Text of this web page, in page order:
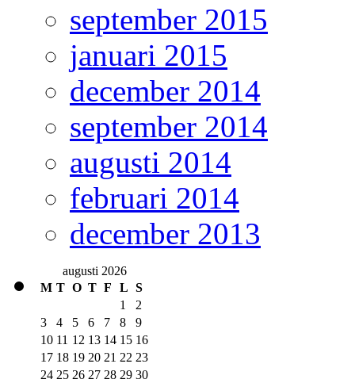
september 2015
januari 2015
december 2014
september 2014
augusti 2014
februari 2014
december 2013
augusti 2026
M T O T F L S
1
2
3
4 5 6 7 8
9
10 11 12 13 14 15 16
17 18 19 20 21 22 23
24 25 26 27 28 29 30